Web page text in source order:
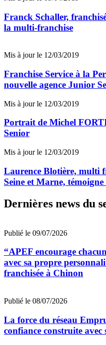
Franck Schaller,
la multi-franchise
Mis à jour le 12/03/2019
Franchise Service à la
nouvelle agence Junior
Mis à jour le 12/03/2019
Portrait de Michel
Senior
Mis à jour le 12/03/2019
Laurence Blotière, multi
Seine et Marne,
Dernières news du
Publié le 09/07/2026
“APEF encourage
avec sa propre
franchisée à Chinon
Publié le 08/07/2026
La force du réseau
confiance construite avec